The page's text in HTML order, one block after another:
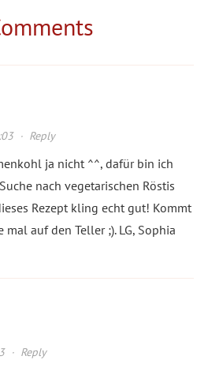
· Reply
ja nicht ^^, dafür bin ich
nach vegetarischen Röstis
Rezept kling echt gut! Kommt
auf den Teller ;). LG, Sophia
· Reply